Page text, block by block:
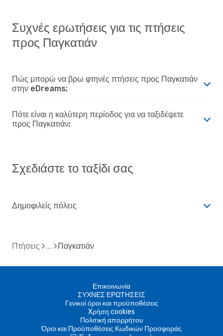
Συχνές ερωτήσεις για τις πτήσεις
προς Παγκατιάν
Πώς μπορώ να βρω φτηνές πτήσεις προς Παγκατιάν
στην eDreams;
Πότε είναι η καλύτερη περίοδος για να ταξιδέψετε
προς Παγκατιάν;
Σχεδιάστε το ταξίδι σας
Δημοφιλείς πόλεις
Πτήσεις Παγκατιάν
Επικοινωνία
ΣΥΧΝΕΣ ΕΡΩΤΗΣΕΙΣ
Γενικοί όροι και προϋποθέσεις
Xρήση cookies
Πολιτική απορρήτου
Όροι και Προϋποθέσεις Κωδικών Προσφοράς